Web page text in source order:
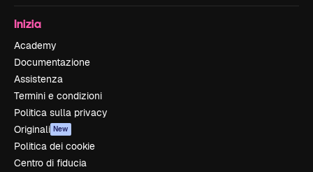
Inizia
Academy
Documentazione
Assistenza
Termini e condizioni
Politica sulla privacy
Originali New
Politica dei cookie
Centro di fiducia